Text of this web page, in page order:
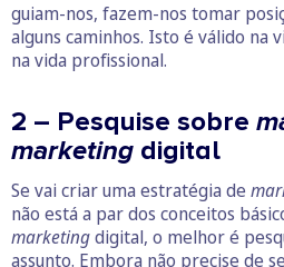
guiam-nos, fazem-nos tomar
alguns caminhos. Isto é válido na
na vida profissional.
2 – Pesquise sobre
marketing digital
Se vai criar uma estratégia de
não está a par dos conceitos
marketingdigital, o melhor é
assunto. Embora não precise de